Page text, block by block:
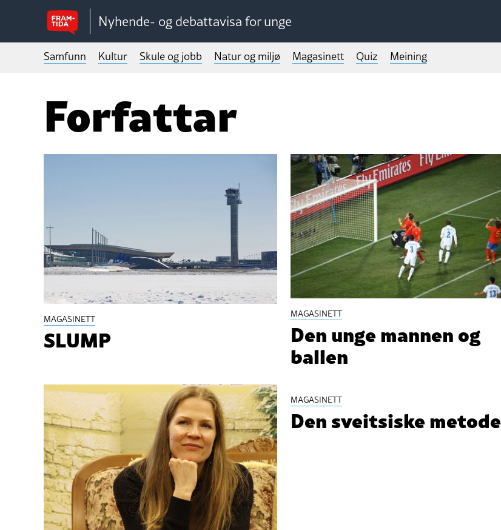
Nyhende- og debattavisa for unge
Samfunn Kultur Skule og jobb Natur og miljø Magasinett Quiz Meining
Forfattar
MAGASINETT
SLUMP
MAGASINETT
Den unge mannen og
ballen
MAGASINETT
Den sveitsiske metode